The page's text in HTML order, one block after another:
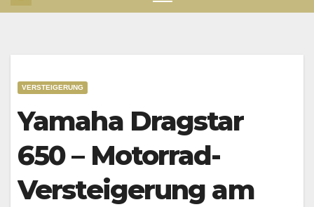
VERSTEIGERUNG
Yamaha Dragstar
650 – Motorrad-
Versteigerung am